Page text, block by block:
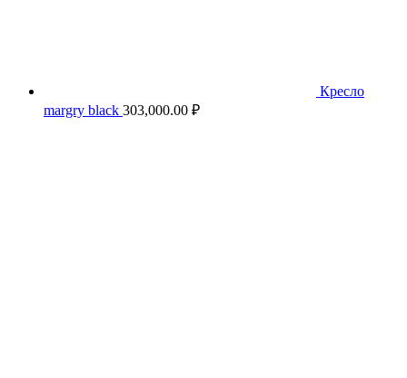
Кресло
margry black 303,000.00 ₽